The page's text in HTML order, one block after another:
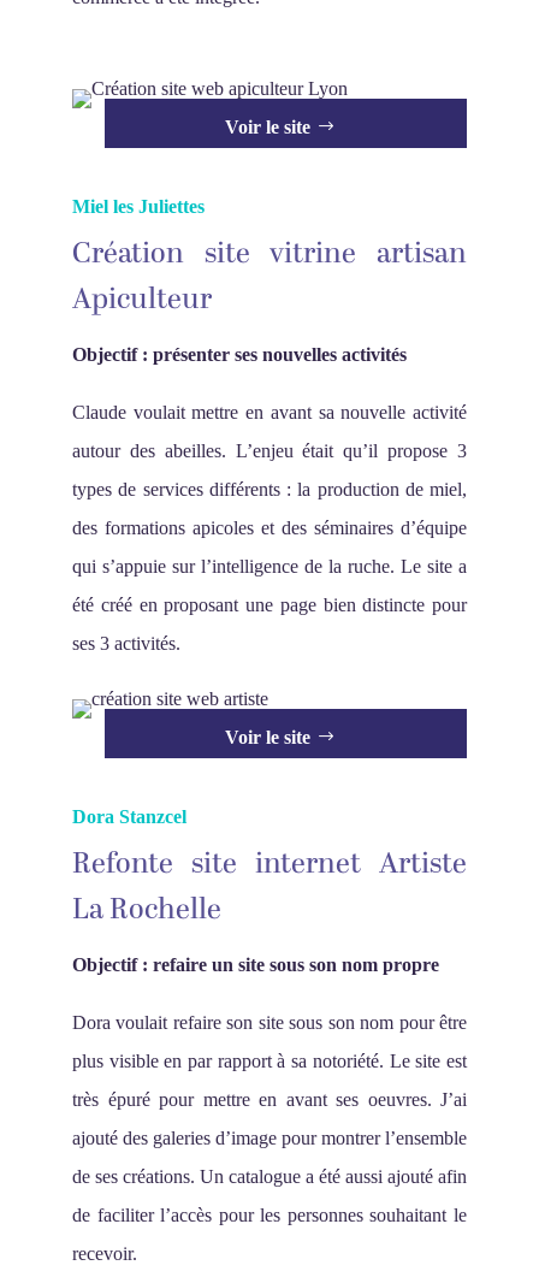
Voir le site
Miel les Juliettes
Création site vitrine artisan
Apiculteur
Objectif : présenter ses nouvelles activités
Claude voulait mettre en avant sa nouvelle activité
autour des abeilles. L’enjeu était qu’il propose 3
types de services différents : la production de miel,
des formations apicoles et des séminaires d’équipe
qui s’appuie sur l’intelligence de la ruche. Le site a
été créé en proposant une page bien distincte pour
ses 3 activités.
Voir le site
Dora Stanzcel
Refonte site internet Artiste
La Rochelle
Objectif : refaire un site sous son nom propre
Dora voulait refaire son site sous son nom pour être
plus visible en par rapport à sa notoriété. Le site est
très épuré pour mettre en avant ses oeuvres. J’ai
ajouté des galeries d’image pour montrer l’ensemble
de ses créations. Un catalogue a été aussi ajouté afin
de faciliter l’accès pour les personnes souhaitant le
recevoir.